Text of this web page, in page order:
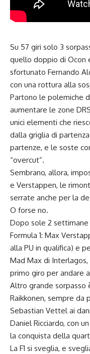
Su 57 giri solo 3
quello doppio di Ocon
sfortunato Fernando
con una rottura alla
Partono le polemiche
aumentare le zone
unici elementi che
dalla griglia di
partenze, e le soste
“overcut”.
Sembrano, allora,
e Verstappen, le
serrate anche per la
O forse no.
Dopo sole 2 settimane
Formula 1: Max
alla PU in qualifica) e
Mad Max di
primo giro per andare
Altro grande sorpasso
Raikkonen, sempre da
Sebastian Vettel ai
Daniel Ricciardo, con
la conquista della
La F1 si sveglia, e